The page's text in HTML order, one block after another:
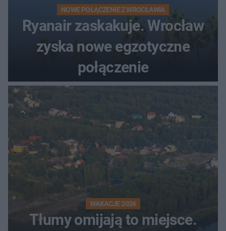
NOWE POŁĄCZENIE Z WROCŁAWIA
Ryanair zaskakuje. Wrocław
zyska nowe egzotyczne
połączenie
WAKACJE 2026
Tłumy omijają to miejsce.